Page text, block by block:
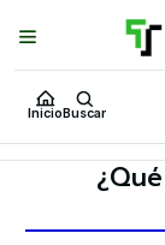
Inicio Buscar
Puedes Elegir:
Inicio Mundo 3D